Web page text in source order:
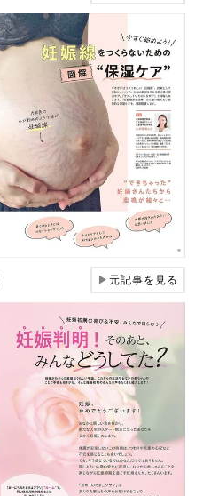
▶元記事を見る